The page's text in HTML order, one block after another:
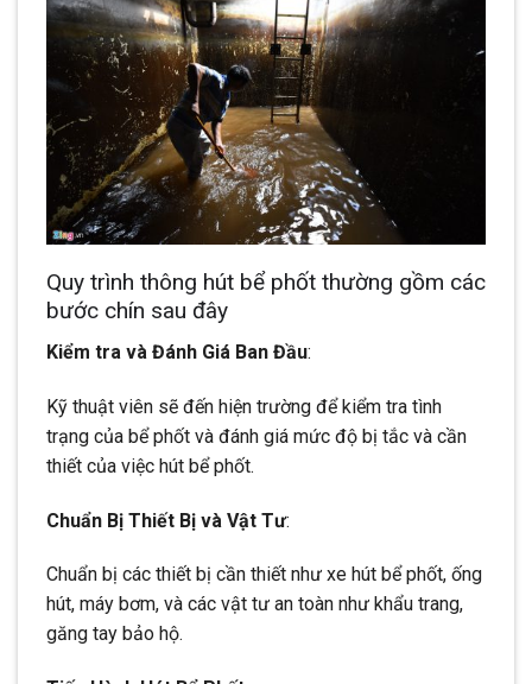
Quy trình thông hút bể phốt thường gồm các
bước chín sau đây
Kiểm tra và Đánh Giá Ban Đầu:
Kỹ thuật viên sẽ đến hiện trường để kiểm tra tình
trạng của bể phốt và đánh giá mức độ bị tắc và cần
thiết của việc hút bể phốt.
Chuẩn Bị Thiết Bị và Vật Tư:
Chuẩn bị các thiết bị cần thiết như xe hút bể phốt, ống
hút, máy bơm, và các vật tư an toàn như khẩu trang,
găng tay bảo hộ.